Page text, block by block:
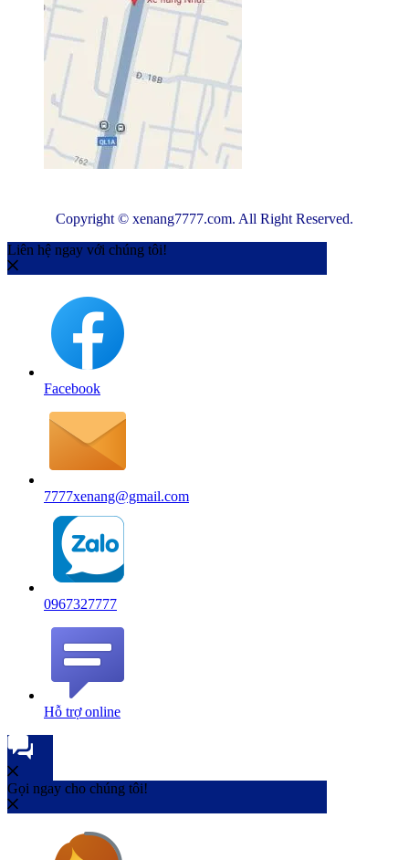
Copyright © xenang7777.com. All Right Reserved.
Liên hệ ngay với chúng tôi!
Facebook
7777xenang@gmail.com
0967327777
Hỗ trợ online
Gọi ngay cho chúng tôi!